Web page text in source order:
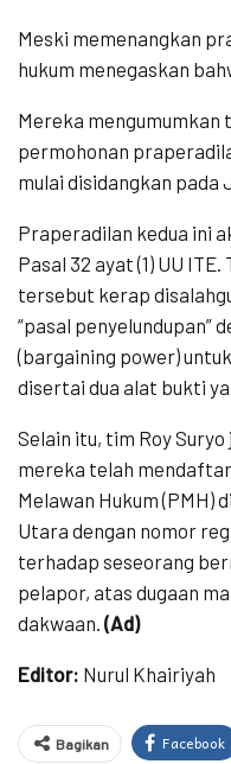
​Meski memenangkan
hukum menegaskan
Mereka
permohonan
mulai disidangkan pada
​Praperadilan kedua ini
Pasal 32 ayat (1) UU
tersebut kerap
“pasal penyelundupan”
(bargaining power)
disertai dua alat bukti
​Selain itu, tim Roy
mereka telah
Melawan Hukum (PMH)
Utara dengan nomor
terhadap seseorang
pelapor, atas dugaan
dakwaan. (Ad)
Editor: Nurul Khairiyah
Bagikan Facebook